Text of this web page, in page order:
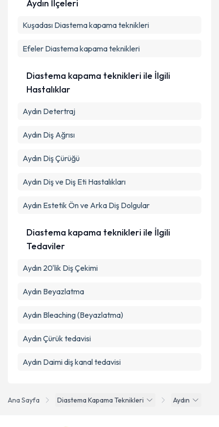
Kişisel verilerimin işlenmesine ilişkin
kapsamda işlenmesini kabul ediyorum.
Takvim Talebini Gönder
Ana Sayfa Diastema Kapama Teknikleri Aydın
Aydın İlçeleri
Kuşadası Diastema kapama teknikleri
Efeler Diastema kapama teknikleri
Diastema kapama teknikleri ile İlgili
Hastalıklar
Aydın Detertraj
Aydın Diş Ağrısı
Aydın Diş Çürüğü
Aydın Diş ve Diş Eti Hastalıkları
Aydın Estetik Ön ve Arka Diş Dolgular
Diastema kapama teknikleri ile İlgili
Tedaviler
Aydın 20'lik Diş Çekimi
Aydın Beyazlatma
Aydın Bleaching (Beyazlatma)
Aydın Çürük tedavisi
Aydın Daimi diş kanal tedavisi